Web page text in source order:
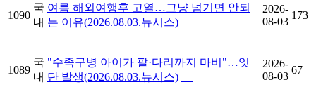
1090
국
내
여름 해외여행후 고열…그냥 넘기면 안되
는 이유(2026.08.03.뉴시스)
2026-
08-03
173
1089
국
내
"수족구병 아이가 팔·다리까지 마비"…잇
단 발생(2026.08.03.뉴시스)
2026-
08-03
67